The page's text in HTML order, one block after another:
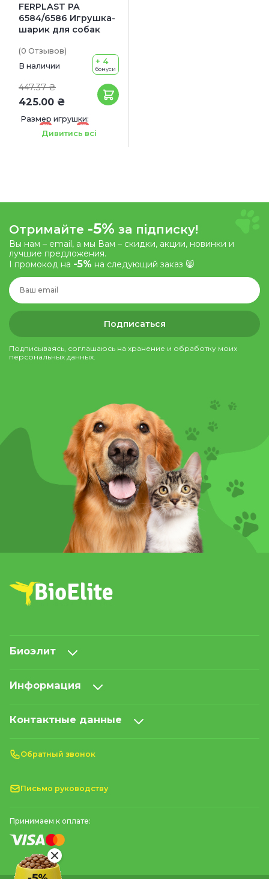
FERPLAST PA
6584/6586 Игрушка-
шарик для собак
(0 Отзывов)
В наличии
447.37 ₴
425.00 ₴
+ 4
бонуси
Размер игрушки:
-5%
Ø 6 см
-5%
Ø 7.5 см
Дивитись всі
Отримайте -5% за підписку!
Вы нам – email, а мы Вам – скидки, акции, новинки и
лучшие предложения.
І промокод на -5% на следующий заказ 😸
Подписаться
Подписываясь, соглашаюсь на хранение и обработку моих
персональных данных.
Биоэлит
Информация
Контактные данные
Обратный звонок
Письмо руководству
Принимаем к оплате: